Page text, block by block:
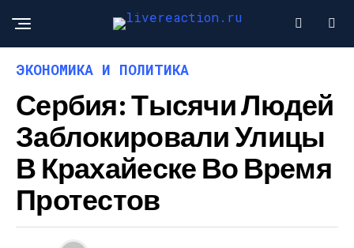
ЭКОНОМИКА И ПОЛИТИКА
Сербия: Тысячи Людей
Заблокировали Улицы
В Крахайеске Во Время
Протестов